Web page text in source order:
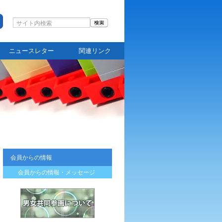
ニュースレター 関連リンク
会員からの情報
会員からの情報・メッセージ